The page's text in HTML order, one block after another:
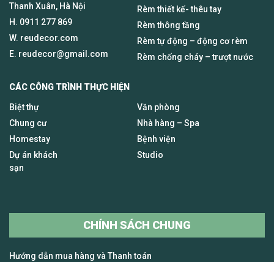
Thanh Xuân, Hà Nội
H. 0911 277 869
W. reudecor.com
E. reudecor@gmail.com
Rèm thiết kế- thêu tay
Rèm thông tầng
Rèm tự động – động cơ rèm
Rèm chống cháy – trượt nước
CÁC CÔNG TRÌNH THỰC HIỆN
Biệt thự
Chung cư
Homestay
Dự án khách
sạn
Văn phòng
Nhà hàng – Spa
Bệnh viện
Studio
CHÍNH SÁCH CHUNG
Hướng dẫn mua hàng và Thanh toán